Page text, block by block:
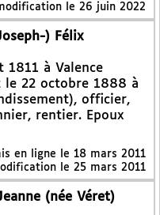
le 26 juin 2022
) Félix
1811 à Valence
le 22 octobre 1888 à
officier,
rentier. Epoux
en ligne le 18 mars 2011
le 25 mars 2011
(née Véret)